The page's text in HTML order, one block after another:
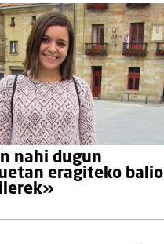
nahi dugun
eragiteko balio